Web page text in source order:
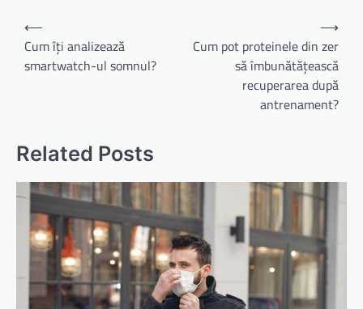
Navigare
în
articole
⟵
Cum îți analizează
smartwatch-ul somnul?
Cum pot proteinele din zer
să îmbunătățească
recuperarea după
antrenament?
⟶
Related Posts